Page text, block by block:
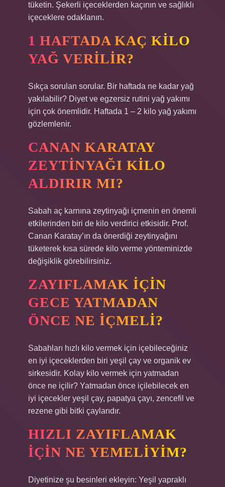
tüketin. Şekerli içeceklerden kaçının ve sağlıklı
içeceklere odaklanın.
1 HAFTADA KAÇ KILO
YAĞ VERILIR?
Sıkça sorulan sorular. Bir haftada ne kadar yağ
yakılabilir? Diyet ve egzersiz rutini yağ yakımı
için çok önemlidir. Haftada 1 – 2 kilo yağ yakımı
gözlemlenir.
CANAN KARATAY
ZEYTINYAĞI KILO
ALDIRIR MI?
Sabah aç karnına zeytinyağı içmenin en önemli
etkilerinden biri de kilo verdirici etkisidir. Prof.
Canan Karatay’ın da önerdiği zeytinyağını
tüketerek kısa sürede kilo verme yönteminizde
değişiklik görebilirsiniz.
ZAYIFLAMAK IÇIN
GECE YATMADAN
ÖNCE NE IÇMELI?
Sabahları hızlı kilo vermek için içebileceğiniz
en iyi içeceklerden biri yeşil çay ve organik ev
sirkesidir. Kolay kilo vermek için yatmadan
önce ne içilir? Yatmadan önce içilebilecek en
iyi içecekler yeşil çay, papatya çayı, zencefil ve
rezene gibi bitki çaylarıdır.
HIZLI ZAYIFLAMAK
IÇIN NE YEMELIYIM?
Diyetinize şu besinleri ekleyin: Yeşil yapraklı